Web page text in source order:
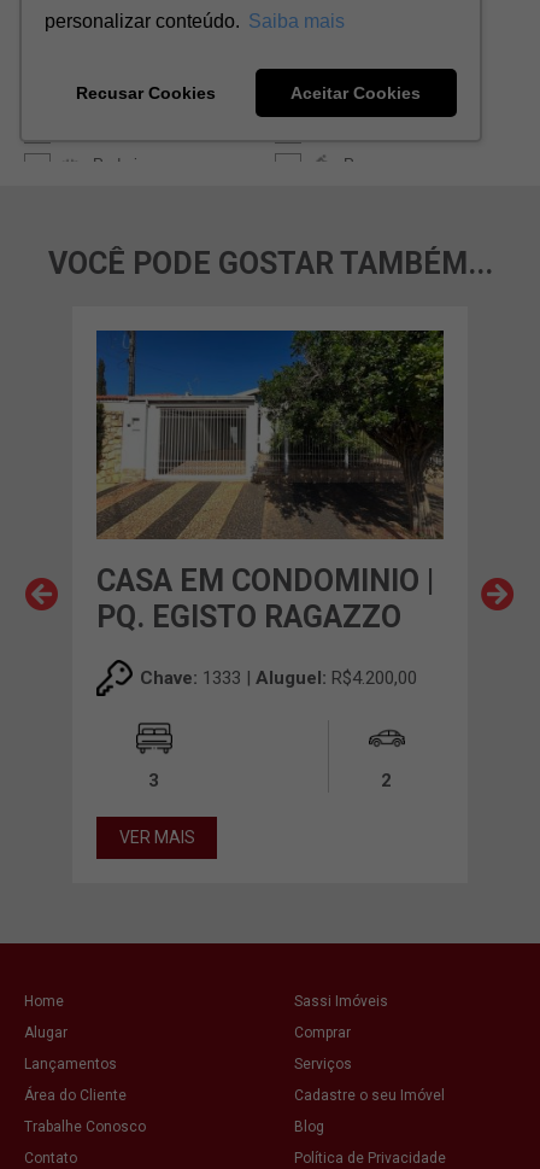
VOCÊ PODE GOSTAR TAMBÉM...
|
CASA EM CONDOMINIO |
PQ. EGISTO RAGAZZO
Chave: 1333 | Aluguel: R$4.200,00
3 2
VER MAIS
Home
Sassi Imóveis
Alugar
Comprar
Lançamentos
Serviços
Área do Cliente
Cadastre o seu Imóvel
Trabalhe Conosco
Blog
Contato
Política de Privacidade